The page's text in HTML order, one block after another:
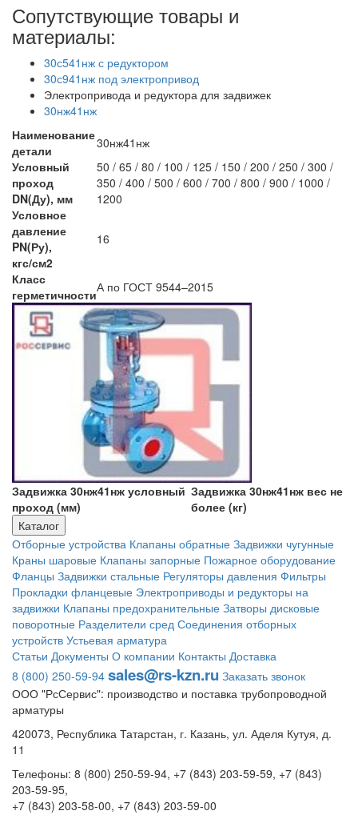
Сопутствующие товары и
материалы:
30с541нж с редуктором
30с941нж под электропривод
Электропривода и редуктора для задвижек
30нж41нж
Наименование
детали
30нж41нж
Условный
проход
DN(Ду), мм
50 / 65 / 80 / 100 / 125 / 150 / 200 / 250 / 300 /
350 / 400 / 500 / 600 / 700 / 800 / 900 / 1000 /
1200
Условное
давление
PN(Ру),
кгс/см2
16
Класс
герметичностиА по ГОСТ 9544–2015
Задвижка 30нж41нж условный
проход (мм)
Задвижка 30нж41нж вес не
более (кг)
Каталог
Отборные устройства Клапаны обратные Задвижки чугунные
Краны шаровые Клапаны запорные Пожарное оборудование
Фланцы Задвижки стальные Регуляторы давления Фильтры
Прокладки фланцевые Электроприводы и редукторы на
задвижки Клапаны предохранительные Затворы дисковые
поворотные Разделители сред Соединения отборных
устройств Устьевая арматура
Статьи Документы О компании Контакты Доставка
8 (800) 250-59-94 sales@rs-kzn.ru Заказать звонок
ООО "РсСервис": производство и поставка трубопроводной
арматуры
420073, Республика Татарстан, г. Казань, ул. Аделя Кутуя, д.
11
Телефоны: 8 (800) 250-59-94, +7 (843) 203-59-59, +7 (843)
203-59-95,
+7 (843) 203-58-00, +7 (843) 203-59-00